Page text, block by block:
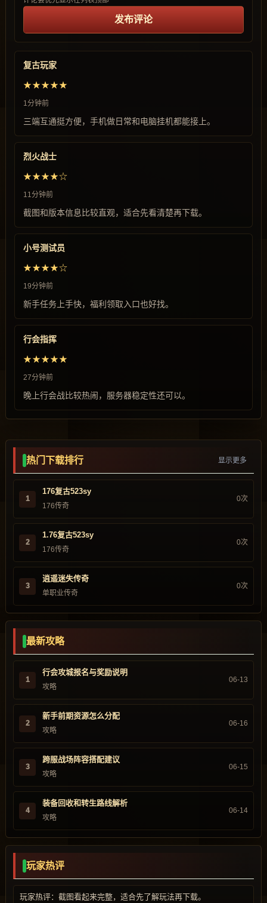
发布评论
复古玩家
★★★★★
1分钟前
三端互通挺方便，手机做日常和电脑挂机都能接上。
烈火战士
★★★★☆
11分钟前
截图和版本信息比较直观，适合先看清楚再下载。
小号测试员
★★★★☆
19分钟前
新手任务上手快，福利领取入口也好找。
行会指挥
★★★★★
27分钟前
晚上行会战比较热闹，服务器稳定性还可以。
热门下载排行 显示更多
1
176复古523sy
176传奇
0次
2
1.76复古523sy
176传奇
0次
3
逍遥迷失传奇
单职业传奇
0次
最新攻略
1
行会攻城报名与奖励说明
攻略
06-13
2
新手前期资源怎么分配
攻略
06-16
3
跨服战场阵容搭配建议
攻略
06-15
4
装备回收和转生路线解析
攻略
06-14
玩家热评
玩家热评：截图看起来完整，适合先了解玩法再下载。